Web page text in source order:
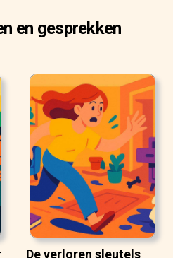
en gesprekken
De verloren sleutels